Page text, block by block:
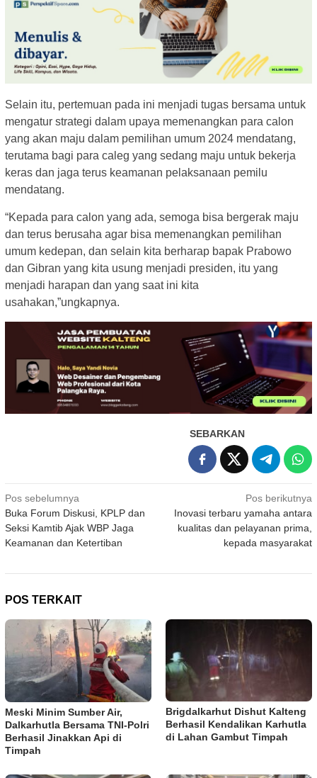
Selain itu, pertemuan pada ini menjadi tugas bersama untuk
mengatur strategi dalam upaya memenangkan para calon
yang akan maju dalam pemilihan umum 2024 mendatang,
terutama bagi para caleg yang sedang maju untuk bekerja
keras dan jaga terus keamanan pelaksanaan pemilu
mendatang.
“Kepada para calon yang ada, semoga bisa bergerak maju
dan terus berusaha agar bisa memenangkan pemilihan
umum kedepan, dan selain kita berharap bapak Prabowo
dan Gibran yang kita usung menjadi presiden, itu yang
menjadi harapan dan yang saat ini kita
usahakan,”ungkapnya.
SEBARKAN
Navigasi
pos
Pos sebelumnya
Buka Forum Diskusi, KPLP dan
Seksi Kamtib Ajak WBP Jaga
Keamanan dan Ketertiban
Pos berikutnya
Inovasi terbaru yamaha antara
kualitas dan pelayanan prima,
kepada masyarakat
POS TERKAIT
Meski Minim Sumber Air,
Dalkarhutla Bersama TNI-Polri
Berhasil Jinakkan Api di
Timpah
Brigdalkarhut Dishut Kalteng
Berhasil Kendalikan Karhutla
di Lahan Gambut Timpah